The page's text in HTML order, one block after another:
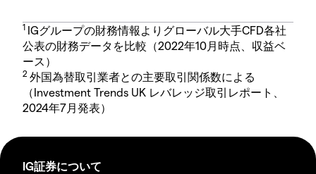
1 IGグループの財務情報よりグローバル大手CFD各社
公表の財務データを比較（2022年10月時点、収益ベ
ース）
2 外国為替取引業者との主要取引関係数による
（Investment Trends UK レバレッジ取引レポート、
2024年7月発表）
IG証券について